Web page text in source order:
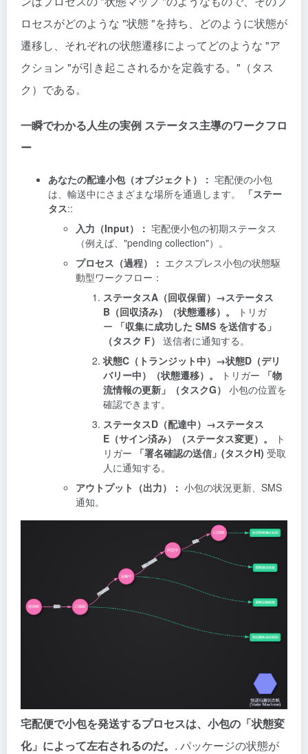
ロセスがどのような "状態 "を持ち、どのように状態が
遷移し、それぞれの状態遷移によってどのような "ア
クション "が引き起こされるかを定義する。"（タス
ク）である。
一瞬でわかる人生の実例 ステータス主導のワークフロ
ー
あなたの配達小包（オブジェクト）： 宅配便の小包
は、輸送中にさまざまな場所を通過します。
「ステー
タス::
入力（Input）： 宅配便小包の初期ステータス
（例えば、"pending collection"）。
プロセス（過程）： エクスプレス小包の状態駆
動型ワークフロー：
ステータスA（回収保留）→ステータス
B（回収済み）（状態遷移）。
トリガ
ー
「収集に成功した SMS を送信する」
（タスク F） 送信者に通知する。
状態C（トランジット中）→状態D（デリ
バリー中）（状態遷移）。
トリガー
「物
流情報の更新」（タスクG） 小包の位置を
確認できます。
ステータスD（配達中）→ステータス
E（サイン済み）（ステータス変更）。
ト
リガー
「署名確認の送信」(タスクH) 受取
人に通知する。
アウトプット（出力）： 小包の状況更新、SMS
通知。
宅配便で小包を発送するプロセスは、小包の「状態変
化」によって左右されるのだ。 . パッケージの状態が